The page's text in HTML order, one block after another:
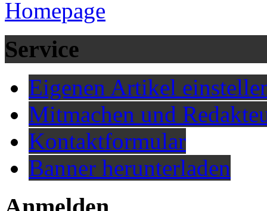
Service
Eigenen Artikel
Mitmachen und
Kontaktformular
Banner herunterladen